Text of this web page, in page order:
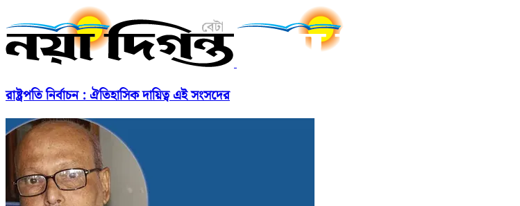
রাষ্ট্রপতি নির্বাচন : ঐতিহাসিক দায়িত্ব এই সংসদের